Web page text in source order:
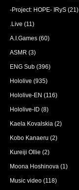
-Project: HOPE- IRyS (21)
.Live (11)
A.I.Games (60)
ASMR (3)
ENG Sub (396)
Hololive (935)
Hololive-EN (116)
Hololive-ID (8)
Kaela Kovalskia (2)
Kobo Kanaeru (2)
Kureiji Ollie (2)
Moona Hoshinova (1)
Music video (118)